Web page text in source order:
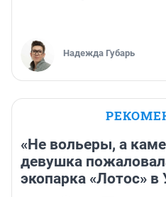
Надежда Губарь
«Не вольеры, а
девушка
экопарка «Лотос» в